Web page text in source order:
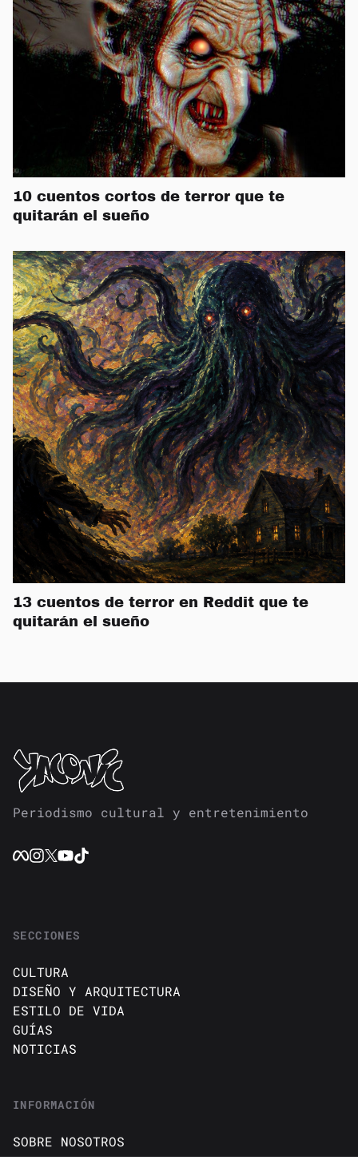
10 cuentos cortos de terror que te
quitarán el sueño
13 cuentos de terror en Reddit que te
quitarán el sueño
Periodismo cultural y entretenimiento
SECCIONES
CULTURA
DISEÑO Y ARQUITECTURA
ESTILO DE VIDA
GUÍAS
NOTICIAS
INFORMACIÓN
SOBRE NOSOTROS